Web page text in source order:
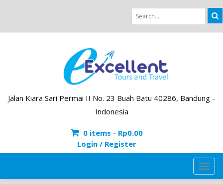
Jalan Kiara Sari Permai II No. 23 Buah Batu 40286, Bandung -
Indonesia
0 items - Rp0.00
Login / Register